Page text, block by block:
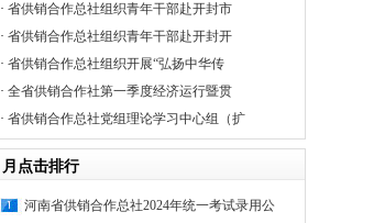
· 省供销合作总社组织青年干部赴开封市
· 省供销合作总社组织青年干部赴开封开
· 省供销合作总社组织开展“弘扬中华传
· 全省供销合作社第一季度经济运行暨贯
· 省供销合作总社党组理论学习中心组（扩
月点击排行
河南省供销合作总社2024年统一考试录用公